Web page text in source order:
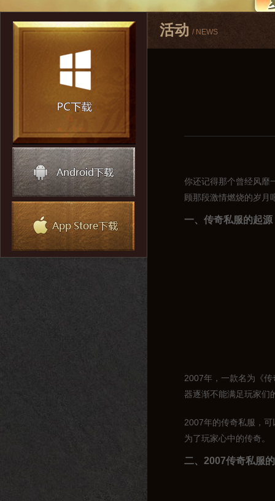
活动 / NEWS
你还记得那个曾经风靡
顾那段激情燃烧的岁月
一、传奇私服的起源
2007年，一款名为《
器逐渐不能满足玩家们
2007年的传奇私服，
为了玩家心中的传奇。
二、2007传奇私服